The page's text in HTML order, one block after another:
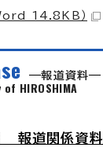
14.8KB）
報道資料
HIROSHIMA
報道関係資料